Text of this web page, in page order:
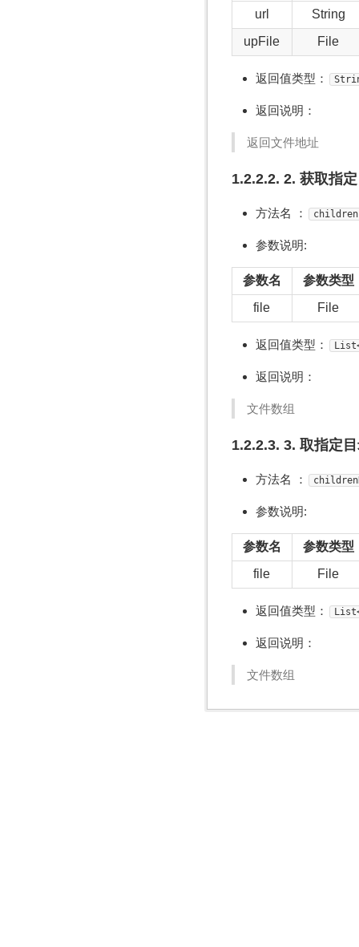
url
String
upFile
File
返回值类型：
返回说明：
返回文件地址
1.2.2.2. 2. 获取指
方法名 ：
参数说明:
参数名
参数类型
file
File
返回值类型：
返回说明：
文件数组
1.2.2.3. 3. 取指定
方法名 ：
参数说明:
参数名
参数类型
file
File
返回值类型：
返回说明：
文件数组